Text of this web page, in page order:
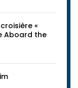
«
Aboard the